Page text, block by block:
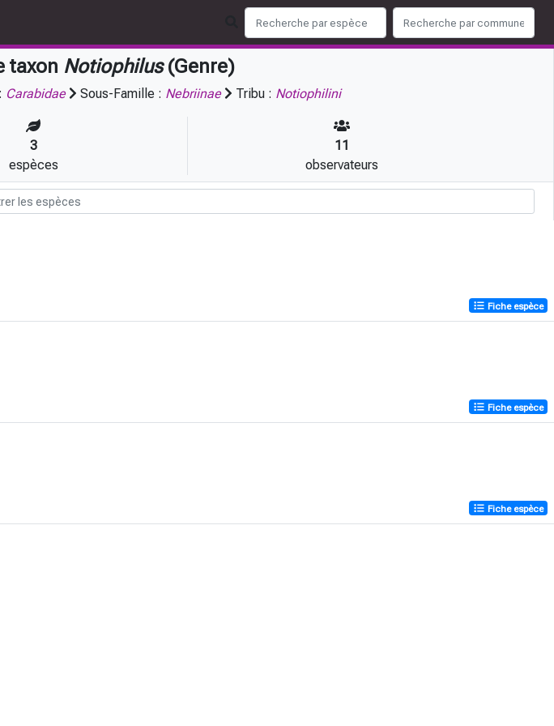
taxon Notiophilus(Genre)
Carabidae Sous-Famille : Nebriinae Tribu : Notiophilini
3
espèces
11
observateurs
Fiche espèce
Fiche espèce
Fiche espèce